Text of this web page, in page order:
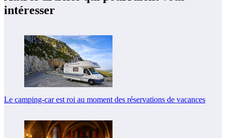
intéresser
Le camping-car est roi au moment des réservations de vacances